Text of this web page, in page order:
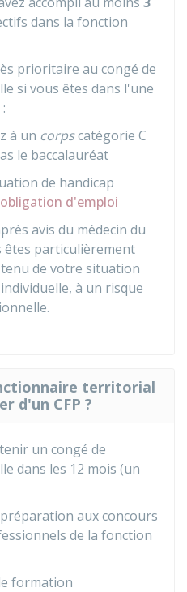
dans la fonction
prioritaire au congé de
si vous êtes dans l'une
à un corpscatégorie C
le baccalauréat
de handicap
obligation d'emploi
avis du médecin du
êtes particulièrement
de votre situation
à un risque
territorial
d'un CFP ?
un congé de
dans les 12 mois (un
aux concours
de la fonction
formation